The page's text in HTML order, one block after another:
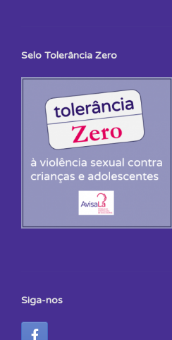
Selo Tolerância Zero
Siga-nos